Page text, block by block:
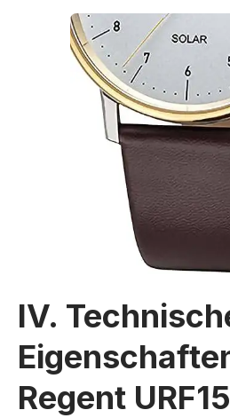
IV.
Regent